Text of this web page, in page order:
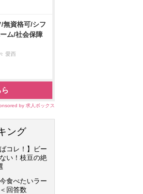
/無資格可/シフ
ム/社会保障
愛西
by 求人ボックス
ング
コレ！】ビー
い！枝豆の絶
食べたいラー
回答数